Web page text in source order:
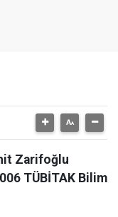
Zarifoğlu
TÜBİTAK Bilim